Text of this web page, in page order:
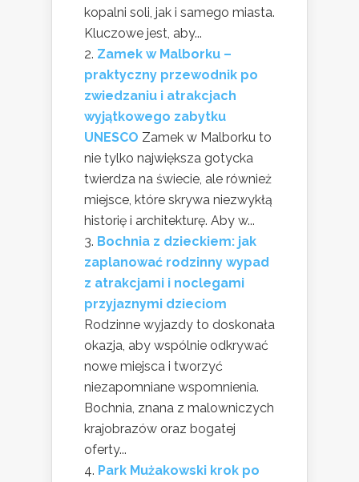
kopalni soli, jak i samego miasta.
Kluczowe jest, aby...
Zamek w Malborku –
praktyczny przewodnik po
zwiedzaniu i atrakcjach
wyjątkowego zabytku
UNESCO Zamek w Malborku to
nie tylko największa gotycka
twierdza na świecie, ale również
miejsce, które skrywa niezwykłą
historię i architekturę. Aby w...
Bochnia z dzieckiem: jak
zaplanować rodzinny wypad
z atrakcjami i noclegami
przyjaznymi dzieciom
Rodzinne wyjazdy to doskonała
okazja, aby wspólnie odkrywać
nowe miejsca i tworzyć
niezapomniane wspomnienia.
Bochnia, znana z malowniczych
krajobrazów oraz bogatej
oferty...
Park Mużakowski krok po